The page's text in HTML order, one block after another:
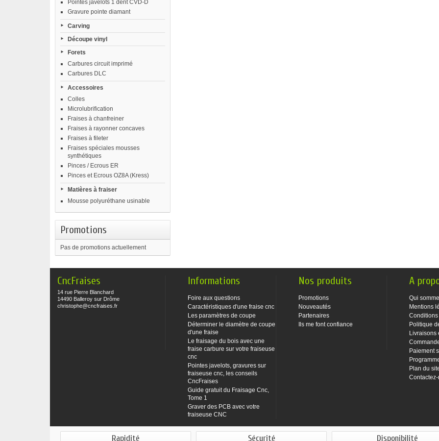
Pointes javelots 1 dent CVD-D
Gravure pointe diamant
Carving
Découpe vinyl
Forets
Carbures circuit imprimé
Carbures DLC
Accessoires
Colles
Microlubrification
Fraises à chanfreiner
Fraises à rayonner concaves
Fraises à fileter
Fraises spéciales mousses
synthétiques
Pinces / Ecrous ER
Pinces et Ecrous OZ8A (Kress)
Matières à fraiser
Mousse polyuréthane usinable
Promotions
Pas de promotions actuellement
CncFraises
14 rue Pierre Blanchard
14490 Balleroy sur Drôme
christophe@cncfraises.fr
Informations
Foire aux questions
Caractéristiques d'une fraise cnc
Les paramètres de coupe
Déterminer le diamètre de coupe
d'une fraise
Le fraisage du bois avec une
fraise carbure sur votre fraiseuse
cnc
Pointes javelots, gravures sur
fraiseuse cnc, les conseils
CncFraises
Guide gratuit du Fraisage Cnc,
Tome 1
Graver des PCB avec votre
fraiseuse CNC
Nos produits
Promotions
Nouveautés
Partenaires
Ils me font confiance
A
Qui
Mentions
Politique
Livraisons
Paiement
Plan du
Rapidité Sécurité Disponibilité